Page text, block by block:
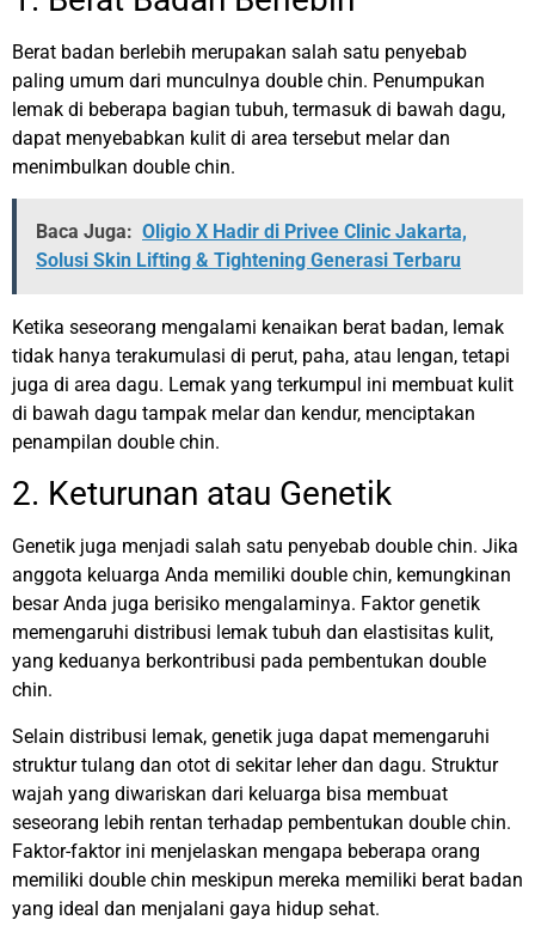
Berat badan berlebih merupakan salah satu penyebab
paling umum dari munculnya double chin. Penumpukan
lemak di beberapa bagian tubuh, termasuk di bawah dagu,
dapat menyebabkan kulit di area tersebut melar dan
menimbulkan double chin.
Baca Juga: Oligio X Hadir di Privee Clinic Jakarta,
Solusi Skin Lifting & Tightening Generasi Terbaru
Ketika seseorang mengalami kenaikan berat badan, lemak
tidak hanya terakumulasi di perut, paha, atau lengan, tetapi
juga di area dagu. Lemak yang terkumpul ini membuat kulit
di bawah dagu tampak melar dan kendur, menciptakan
penampilan double chin.
2. Keturunan atau Genetik
Genetik juga menjadi salah satu penyebab double chin. Jika
anggota keluarga Anda memiliki double chin, kemungkinan
besar Anda juga berisiko mengalaminya. Faktor genetik
memengaruhi distribusi lemak tubuh dan elastisitas kulit,
yang keduanya berkontribusi pada pembentukan double
chin.
Selain distribusi lemak, genetik juga dapat memengaruhi
struktur tulang dan otot di sekitar leher dan dagu. Struktur
wajah yang diwariskan dari keluarga bisa membuat
seseorang lebih rentan terhadap pembentukan double chin.
Faktor-faktor ini menjelaskan mengapa beberapa orang
memiliki double chin meskipun mereka memiliki berat badan
yang ideal dan menjalani gaya hidup sehat.